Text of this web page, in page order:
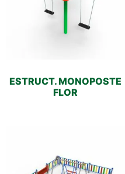
ESTRUCT. MONOPOSTE
FLOR